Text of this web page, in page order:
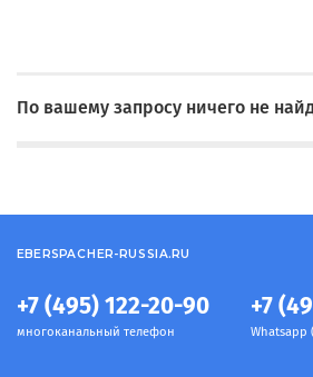
По вашему запросу ничего не
+7 (495) 122-20-90
многоканальный телефон
+7
Whatsapp
EBERSPACHER-RUSSIA.RU